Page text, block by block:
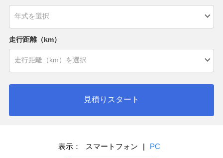
走行距離（km）
見積りスタート
表示： スマートフォン | PC